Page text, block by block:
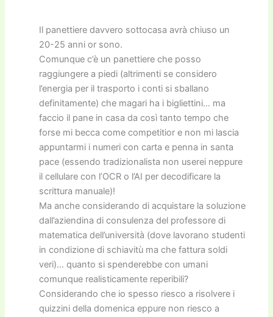
Il panettiere davvero sottocasa avrà chiuso un
20-25 anni or sono.
Comunque c’è un panettiere che posso
raggiungere a piedi (altrimenti se considero
l’energia per il trasporto i conti si sballano
definitamente) che magari ha i bigliettini… ma
faccio il pane in casa da così tanto tempo che
forse mi becca come competitior e non mi lascia
appuntarmi i numeri con carta e penna in santa
pace (essendo tradizionalista non userei neppure
il cellulare con l’OCR o l’AI per decodificare la
scrittura manuale)!
Ma anche considerando di acquistare la soluzione
dall’aziendina di consulenza del professore di
matematica dell’università (dove lavorano studenti
in condizione di schiavitù ma che fattura soldi
veri)… quanto si spenderebbe con umani
comunque realisticamente reperibili?
Considerando che io spesso riesco a risolvere i
quizzini della domenica eppure non riesco a